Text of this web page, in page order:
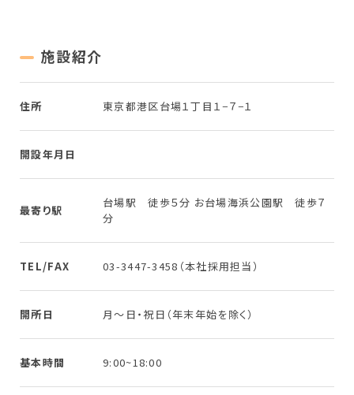
施設紹介
住所 東京都港区台場１丁目１−７−１
開設年月日
最寄り駅
台場駅 徒歩５分 お台場海浜公園駅 徒歩７
分
TEL/FAX 03-3447-3458（本社採用担当）
開所日 月〜日・祝日（年末年始を除く）
基本時間 9:00~18:00